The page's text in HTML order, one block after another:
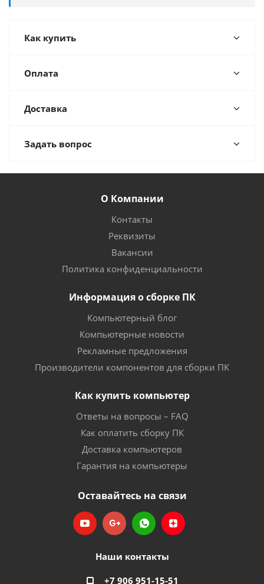
Как купить
Оплата
Доставка
Задать вопрос
О Компании
Контакты
Реквизиты
Вакансии
Политика конфиденциальности
Информация о сборке ПК
Компьютерный блог
Компьютерные новости
Рекламные предложения
Производители компонентов для сборки ПК
Как купить компьютер
Ответы на вопросы – FAQ
Как оплатить сборку ПК
Доставка компьютеров
Гарантия на компьютеры
Оставайтесь на связи
Наши контакты
+7 906 951-15-51